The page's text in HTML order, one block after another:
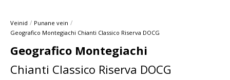
Veinid / Punane vein /
Geografico Montegiachi Chianti Classico Riserva DOCG
Geografico Montegiachi
Chianti Classico Riserva DOCG